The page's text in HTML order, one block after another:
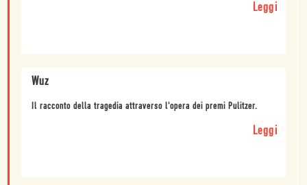
Leggi
Wuz
Il racconto della tragedia attraverso l'opera dei premi Pulitzer.
Leggi